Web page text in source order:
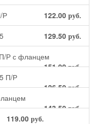
Р 122.00 руб.
129.50 руб.
П/Р с фланцем
151.00руб.
П/Р
126.50руб.
143.50руб.
119.00 руб.